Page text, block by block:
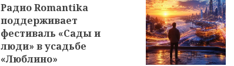
Радио Romantika
поддерживает
фестиваль «Сады и
люди» в усадьбе
«Люблино»